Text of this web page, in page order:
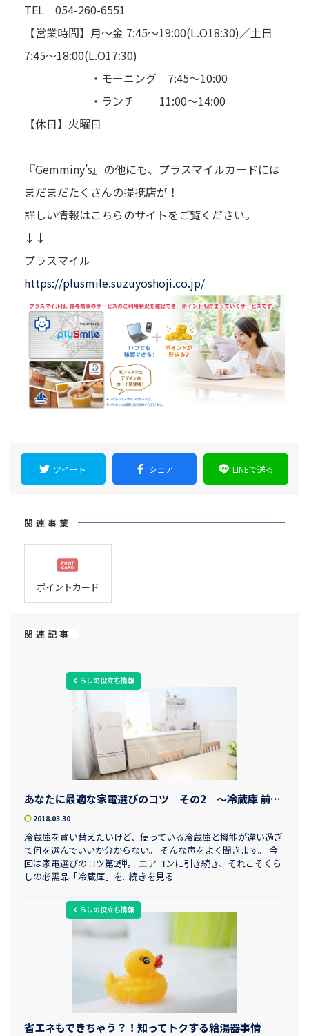
TEL 054-260-6551
【営業時間】月～金 7:45～19:00(L.O18:30)／土日
7:45～18:00(L.O17:30)
・モーニング 7:45～10:00
・ランチ 11:00～14:00
【休日】火曜日
『Gemminy’s』の他にも、プラスマイルカードには
まだまだたくさんの提携店が！
詳しい情報はこちらのサイトをご覧ください。
↓↓
プラスマイル
https://plusmile.suzuyoshoji.co.jp/
ツイート シェア LINEで送る
関連事業
ポイントカード
関連記事
くらしの役立ち情報
あなたに最適な家電選びのコツ その2 ～冷蔵庫 前編～
2018.03.30
冷蔵庫を買い替えたいけど、使っている冷蔵庫と機能が違い過ぎ
て何を選んでいいか分からない。 そんな声をよく聞きます。 今
回は家電選びのコツ第2弾。 エアコンに引き続き、それこそくら
しの必需品「冷蔵庫」を...続きを見る
くらしの役立ち情報
省エネもできちゃう？！知ってトクする給湯器事情